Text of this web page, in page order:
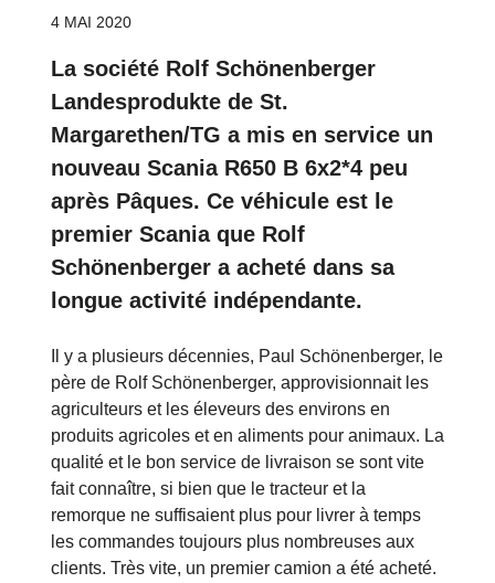
4 MAI 2020
La société Rolf Schönenberger
Landesprodukte de St.
Margarethen/TG a mis en service un
nouveau Scania R650 B 6x2*4 peu
après Pâques. Ce véhicule est le
premier Scania que Rolf
Schönenberger a acheté dans sa
longue activité indépendante.
Il y a plusieurs décennies, Paul Schönenberger, le
père de Rolf Schönenberger, approvisionnait les
agriculteurs et les éleveurs des environs en
produits agricoles et en aliments pour animaux. La
qualité et le bon service de livraison se sont vite
fait connaître, si bien que le tracteur et la
remorque ne suffisaient plus pour livrer à temps
les commandes toujours plus nombreuses aux
clients. Très vite, un premier camion a été acheté.